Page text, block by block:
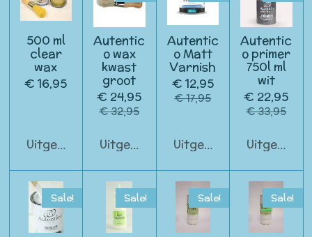
500 ml
clear
wax
€ 16,95
Uitgeschakeld
Autentic
o wax
kwast
groot
€ 24,95
€ 32,95
Uitgeschakeld
Autentic
o Matt
Varnish
€ 12,95
€ 17,95
Uitgeschakeld
Autentic
o primer
750l ml
wit
€ 22,95
€ 33,95
Sale! Sale! Sale! Sale!